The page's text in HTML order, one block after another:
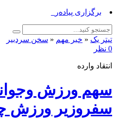
برگزاری پیاده‌روی «ج_
تیتر یک « خبر مهم « سخن سردبیر
0 نظر
انتقاد وارده
سهم ورزش
سفروزیر ورزش